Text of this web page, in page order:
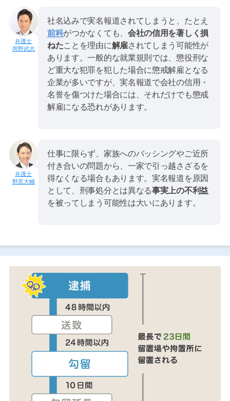
岡野武志
社名込みで実名報道されてしまうと、たとえ
前科がつかなくても、 会社の信用を著しく損
ねたことを理由に解雇されてしまう可能性が
あります。一般的な就業規則では、懲役刑な
ど重大な犯罪を犯した場合に懲戒解雇となる
企業が多いですが、実名報道で会社の信用・
名誉を傷つけた場合には、それだけでも懲戒
解雇になる恐れがあります。
野尻大輔
仕事に限らず、家族へのバッシングやご近所
付き合いの問題から、一家で引っ越さざるを
得なくなる場合もあります。実名報道を原因
として、刑事処分とは異なる事実上の不利益
を被ってしまう可能性は大いにあります。